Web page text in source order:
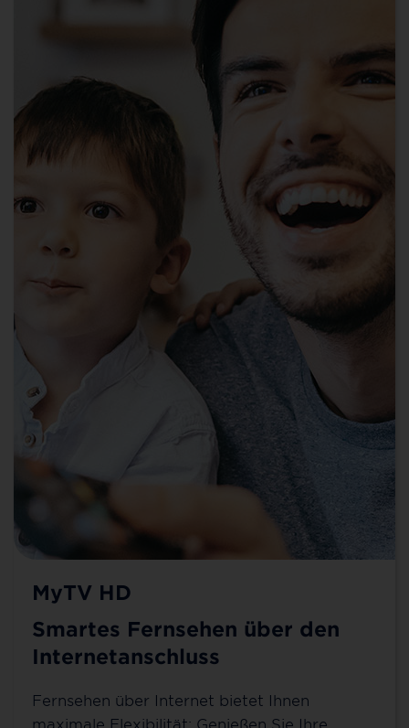
MyTV HD
Smartes Fernsehen über den
Internetanschluss
Fernsehen über Internet bietet Ihnen
maximale Flexibilität: Genießen Sie Ihre